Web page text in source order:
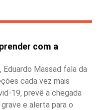
com a
Massad fala da
cada vez mais
19, prevê a chegada
e alerta para o